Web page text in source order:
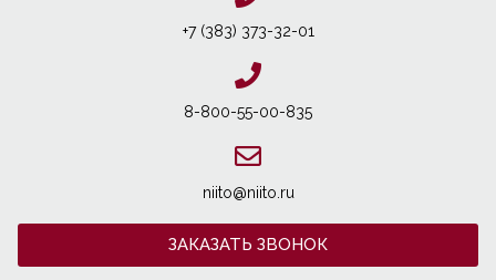
+7 (383) 373-32-01
8-800-55-00-835
niito@niito.ru
ЗАКАЗАТЬ ЗВОНОК